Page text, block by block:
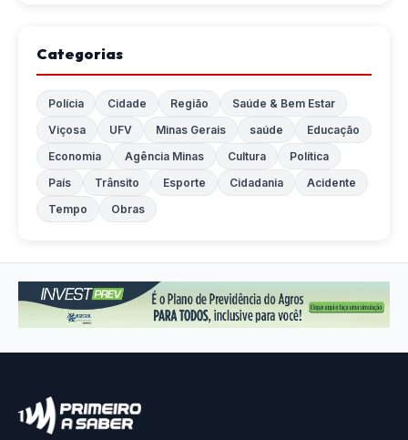
Categorias
Polícia Cidade Região
Saúde & Bem Estar
Viçosa
UFV Minas Gerais saúde
Educação
Economia
Agência Minas Cultura
Política
País
Trânsito Esporte Cidadania
Acidente
Tempo
Obras